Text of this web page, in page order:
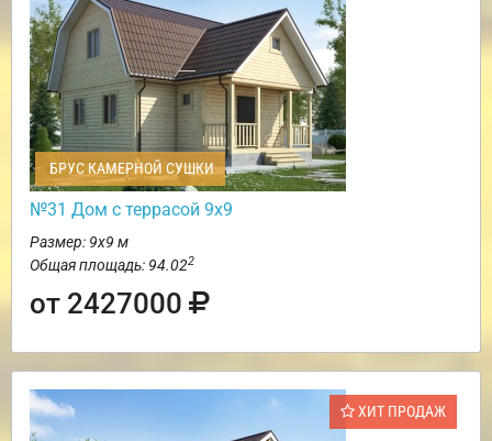
БРУС КАМЕРНОЙ СУШКИ
№31 Дом с террасой 9х9
Размер: 9х9 м
Общая площадь: 94.022
от 2427000
ХИТ ПРОДАЖ